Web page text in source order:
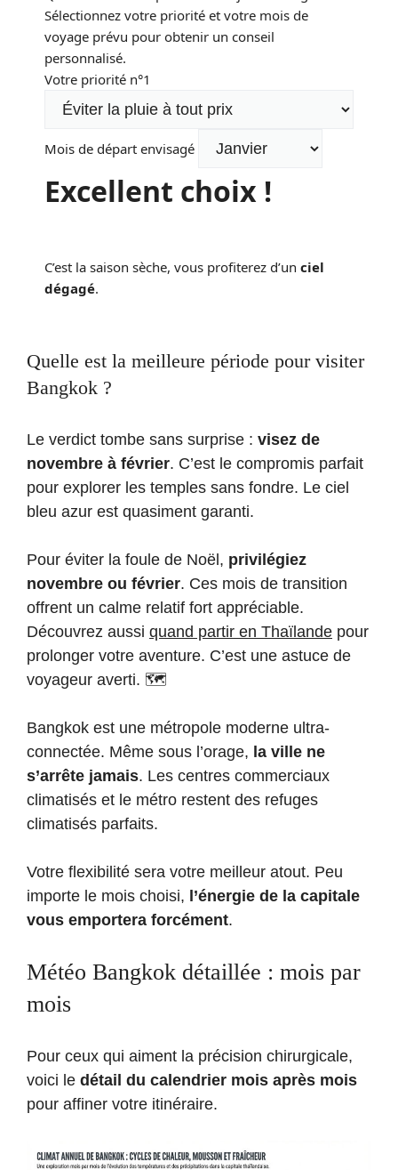
Sélectionnez votre priorité et votre mois de
voyage prévu pour obtenir un conseil
personnalisé.
Votre priorité n°1
Mois de départ envisagé
Excellent choix !
C’est la saison sèche, vous profiterez d’un ciel
dégagé.
Quelle est la meilleure période pour visiter
Bangkok ?
Le verdict tombe sans surprise : visez de
novembre à février. C’est le compromis parfait
pour explorer les temples sans fondre. Le ciel
bleu azur est quasiment garanti.
Pour éviter la foule de Noël, privilégiez
novembre ou février. Ces mois de transition
offrent un calme relatif fort appréciable.
Découvrez aussi quand partir en Thaïlande pour
prolonger votre aventure. C’est une astuce de
voyageur averti. 🗺️
Bangkok est une métropole moderne ultra-
connectée. Même sous l’orage, la ville ne
s’arrête jamais. Les centres commerciaux
climatisés et le métro restent des refuges
climatisés parfaits.
Votre flexibilité sera votre meilleur atout. Peu
importe le mois choisi, l’énergie de la capitale
vous emportera forcément.
Météo Bangkok détaillée : mois par
mois
Pour ceux qui aiment la précision chirurgicale,
voici le détail du calendrier mois après mois
pour affiner votre itinéraire.